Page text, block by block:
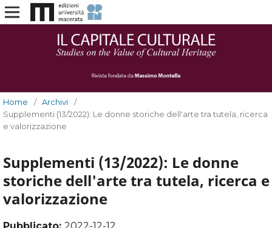
Home / Archivi
/
Supplementi (13/2022): Le donne storiche dell'arte tra tutela, ricerca
e valorizzazione
Supplementi (13/2022): Le donne
storiche dell'arte tra tutela, ricerca e
valorizzazione